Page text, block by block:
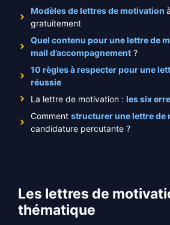
Modèles de lettres de motivation
gratuitement
Quel contenu pour une lettre de
mail d’accompagnement ?
10 règles à respecter pour une
réussie
La lettre de motivation : les six
Comment structurer une lettre de
candidature percutante ?
Les lettres de
thématique